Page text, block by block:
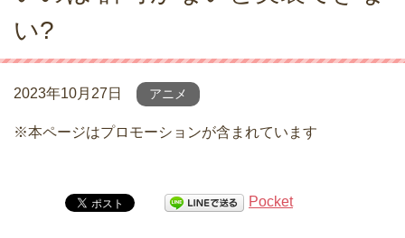
い?
2023年10月27日 アニメ
※本ページはプロモーションが含まれています
Pocket